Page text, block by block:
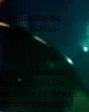
regelmäßig die
in Dein E-Mail-
Newsletter
bestätigst Du,
Daten zu diesem
dazu